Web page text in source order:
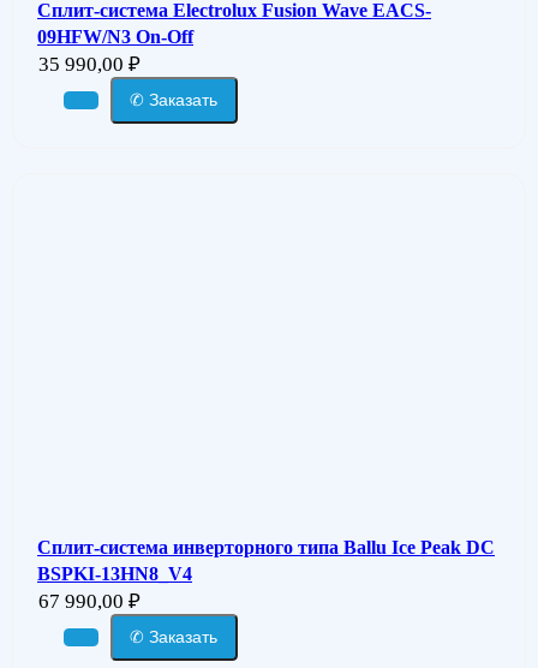
Сплит-система Electrolux Fusion Wave EACS-
09HFW/N3 On-Off
35 990,00 ₽
✆ Заказать
Сплит-система инверторного типа Ballu Ice Peak DC
BSPKI-13HN8_V4
67 990,00 ₽
✆ Заказать